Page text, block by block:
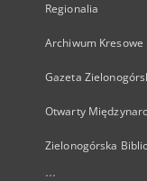
Regionalia
Archiwum Kresowe
Gazeta
Otwarty
Zielonogórska
...